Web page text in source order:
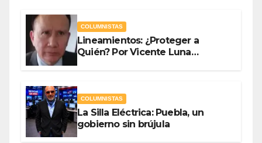
COLUMNISTAS
Lineamientos: ¿Proteger a
Quién? Por Vicente Luna
COLUMNISTAS
La Silla Eléctrica: Puebla, un
gobierno sin brújula